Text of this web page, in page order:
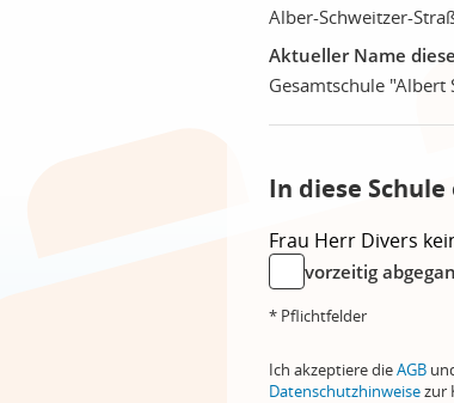
Alber-Schweitzer-
Aktueller Name
Gesamtschule "Albert
In diese
Frau Herr Divers
vorzeitig
* Pflichtfelder
Ich akzeptiere dieAGB
Datenschutzhinweisezur